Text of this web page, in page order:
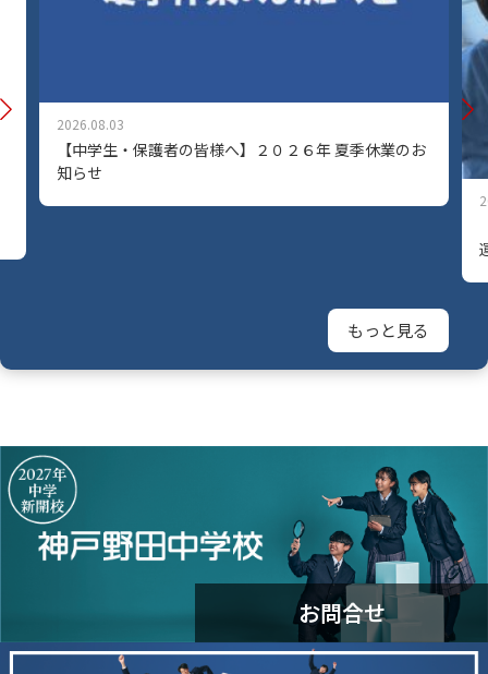
2026.08.03
【中学生・保護者の皆様へ】２０２６年 夏季休業のお
知らせ
もっと見る